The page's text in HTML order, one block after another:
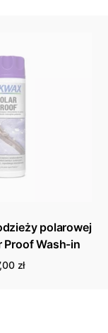
polarowej
Proof Wash-in
zł